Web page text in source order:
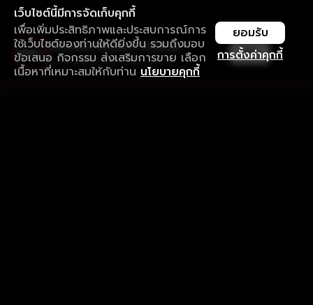
เว็บไซต์นี้มีการจัดเก็บคุกกี้
เพื่อเพิ่มประสิทธิภาพและประสบการณ์การ
ใช้เว็บไซต์ของท่านให้ดียิ่งขึ้น รวมถึงมอบ
ข้อเสนอ กิจกรรม ส่งเสริมการขาย เลือก
เนื้อหาที่เหมาะสมให้กับท่าน นโยบายคุกกี้
การตั้งค่าคุกกี้
ยอมรับ
ใช้งานแอป ลื่นไหลกว่า ไม่มีสะดุด
ดาวน์โหลดแอปเพื่อการรับชมที่ดีกว่า เปิด